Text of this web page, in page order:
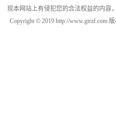
现本网站上有侵犯您的合法权益的内容
Copyright © 2019 http://www.gtrzf.com